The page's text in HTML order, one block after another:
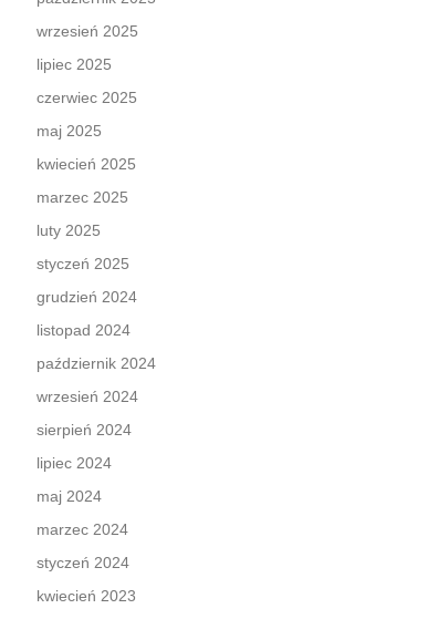
wrzesień 2025
lipiec 2025
czerwiec 2025
maj 2025
kwiecień 2025
marzec 2025
luty 2025
styczeń 2025
grudzień 2024
listopad 2024
październik 2024
wrzesień 2024
sierpień 2024
lipiec 2024
maj 2024
marzec 2024
styczeń 2024
kwiecień 2023